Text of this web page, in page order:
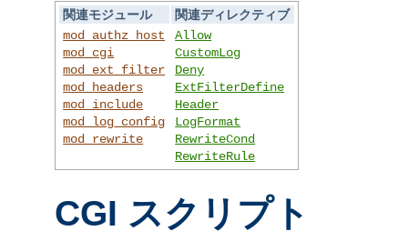
関連モジュール
関連ディレクティブ
mod_authz_host
mod_cgi
mod_ext_filter
mod_headers
mod_include
mod_log_config
mod_rewrite
Allow
CustomLog
Deny
ExtFilterDefine
Header
LogFormat
RewriteCond
RewriteRule
CGI スクリプト